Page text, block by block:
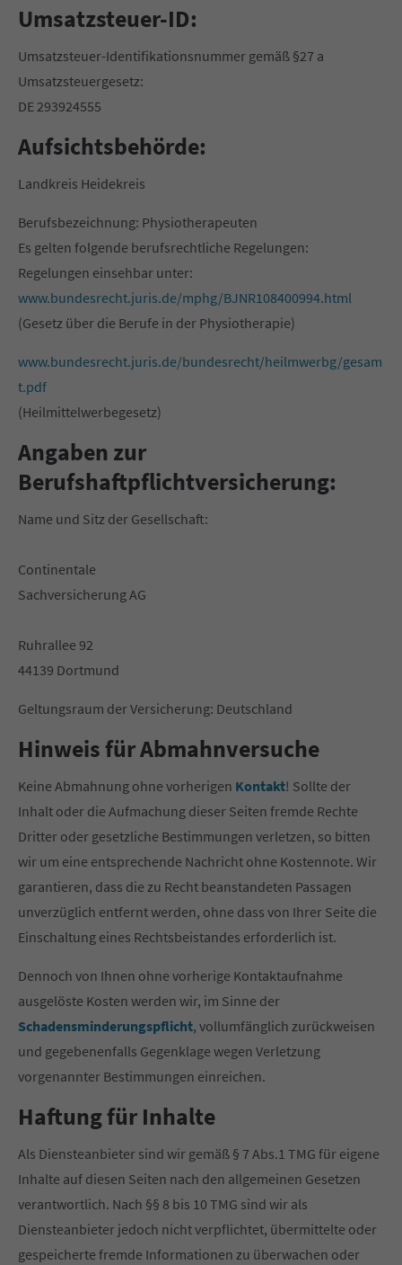
Umsatzsteuer-ID:
Umsatzsteuer-Identifikationsnummer gemäß §27 a
Umsatzsteuergesetz:
DE 293924555
Aufsichtsbehörde:
Landkreis Heidekreis
Berufsbezeichnung: Physiotherapeuten
Es gelten folgende berufsrechtliche Regelungen:
Regelungen einsehbar unter:
www.bundesrecht.juris.de/mphg/BJNR108400994.html
(Gesetz über die Berufe in der Physiotherapie)
www.bundesrecht.juris.de/bundesrecht/heilmwerbg/gesam
t.pdf
(Heilmittelwerbegesetz)
Angaben zur
Berufshaftpflichtversicherung:
Name und Sitz der Gesellschaft:
Continentale
Sachversicherung AG
Ruhrallee 92
44139 Dortmund
Geltungsraum der Versicherung: Deutschland
Hinweis für Abmahnversuche
Keine Abmahnung ohne vorherigen Kontakt! Sollte der
Inhalt oder die Aufmachung dieser Seiten fremde Rechte
Dritter oder gesetzliche Bestimmungen verletzen, so bitten
wir um eine entsprechende Nachricht ohne Kostennote. Wir
garantieren, dass die zu Recht beanstandeten Passagen
unverzüglich entfernt werden, ohne dass von Ihrer Seite die
Einschaltung eines Rechtsbeistandes erforderlich ist.
Dennoch von Ihnen ohne vorherige Kontaktaufnahme
ausgelöste Kosten werden wir, im Sinne der
Schadensminderungspflicht, vollumfänglich zurückweisen
und gegebenenfalls Gegenklage wegen Verletzung
vorgenannter Bestimmungen einreichen.
Haftung für Inhalte
Als Diensteanbieter sind wir gemäß § 7 Abs.1 TMG für eigene
Inhalte auf diesen Seiten nach den allgemeinen Gesetzen
verantwortlich. Nach §§ 8 bis 10 TMG sind wir als
Diensteanbieter jedoch nicht verpflichtet, übermittelte oder
gespeicherte fremde Informationen zu überwachen oder